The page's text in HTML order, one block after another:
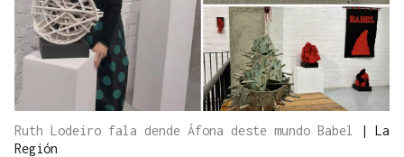
Ruth Lodeiro fala dende Áfona deste mundo Babel | La
Región